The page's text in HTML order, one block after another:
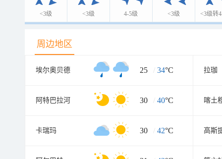
<3级 <3级 4-5级 <3级 <3级转
周边地区
埃尔奥贝德 25 / 34°C 拉珈
阿特巴拉河 30 / 40°C 喀土
卡瑞玛 30 / 42°C 高斯